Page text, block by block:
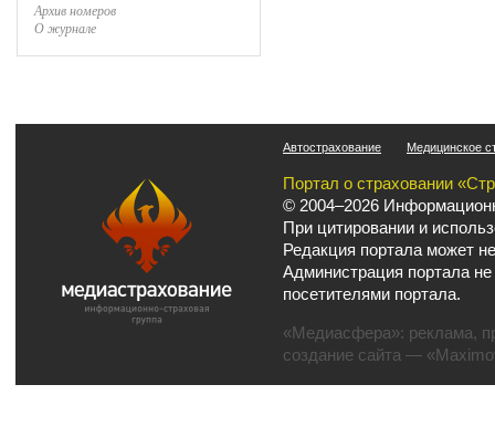
Архив номеров
О журнале
Автострахование Медицинское
Портал о страховании
© 2004–2026
При цитировании и
Редакция портала может
Администрация портала
посетителями портала.
«Медиасфера»: реклама,
создание сайта —